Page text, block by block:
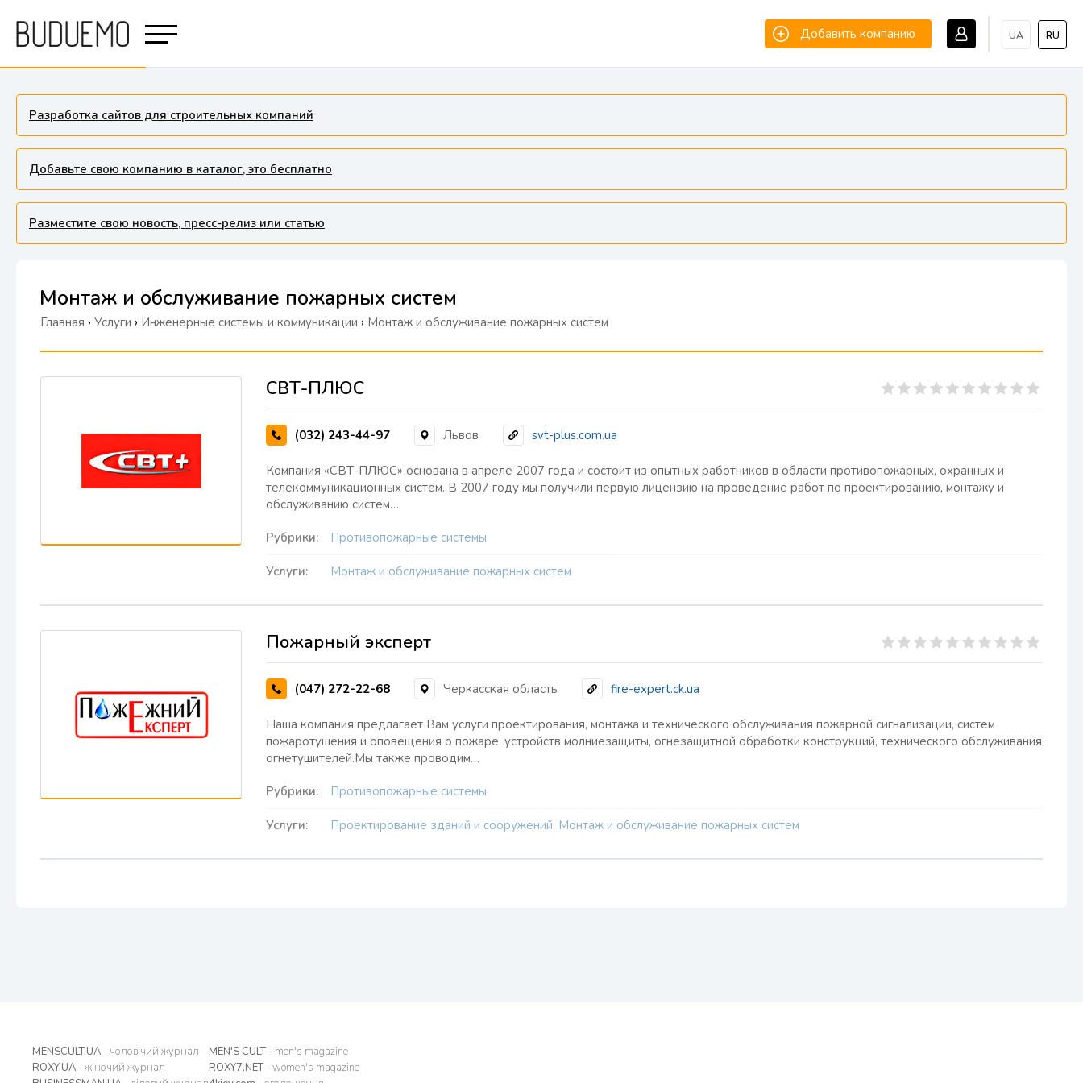
UA RU
Добавить компанию
Разработка сайтов для строительных компаний
Добавьте свою компанию в каталог, это бесплатно
Разместите свою новость, пресс-релиз или статью
Монтаж и обслуживание пожарных систем
Главная › Услуги › Инженерные системы и коммуникации › Монтаж и обслуживание пожарных систем
СВТ-ПЛЮС
(032) 243-44-97 Львов svt-plus.com.ua
Компания «СВТ-ПЛЮС» основана в апреле 2007 года и состоит из опытных работников в области противопожарных, охранных и
телекоммуникационных систем. В 2007 году мы получили первую лицензию на проведение работ по проектированию, монтажу и
обслуживанию систем…
Рубрики: Противопожарные системы
Услуги: Монтаж и обслуживание пожарных систем
Пожарный эксперт
(047) 272-22-68 Черкасская область fire-expert.ck.ua
Наша компания предлагает Вам услуги проектирования, монтажа и технического обслуживания пожарной сигнализации, систем
пожаротушения и оповещения о пожаре, устройств молниезащиты, огнезащитной обработки конструкций, технического обслуживания
огнетушителей.Мы также проводим…
Рубрики: Противопожарные системы
Услуги: Проектирование зданий и сооружений, Монтаж и обслуживание пожарных систем
MENSCULT.UA - чоловічий журнал
ROXY.UA - жіночий журнал
MEN'S CULT- men's magazine
ROXY7.NET- women's magazine